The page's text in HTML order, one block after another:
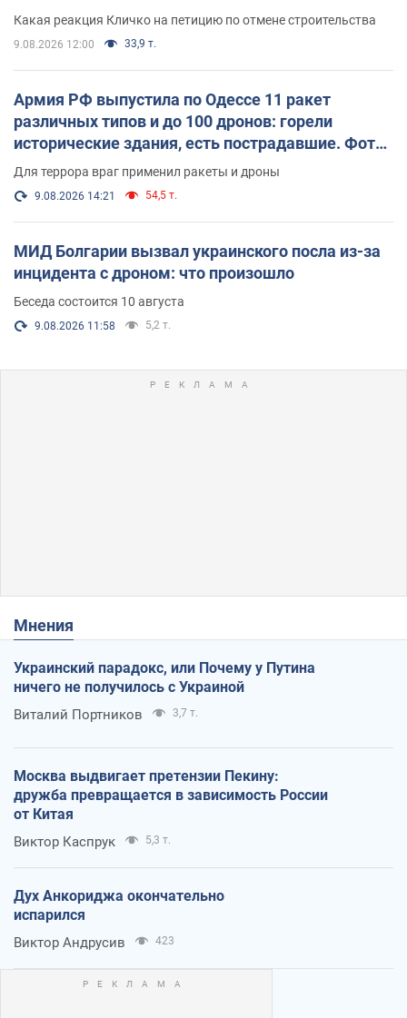
небоскреба "московского верующего"
Какая реакция Кличко на петицию по отмене строительства
9.08.2026 12:00 33,9 т.
Армия РФ выпустила по Одессе 11 ракет
различных типов и до 100 дронов: горели
исторические здания, есть пострадавшие. Фото
и видео
Для террора враг применил ракеты и дроны
9.08.2026 14:21 54,5 т.
МИД Болгарии вызвал украинского посла из-за
инцидента с дроном: что произошло
Беседа состоится 10 августа
9.08.2026 11:58 5,2 т.
Мнения
Украинский парадокс, или Почему у Путина
ничего не получилось с Украиной
Виталий Портников 3,7 т.
Москва выдвигает претензии Пекину:
дружба превращается в зависимость России
от Китая
Виктор Каспрук 5,3 т.
Дух Анкориджа окончательно
испарился
Виктор Андрусив 423